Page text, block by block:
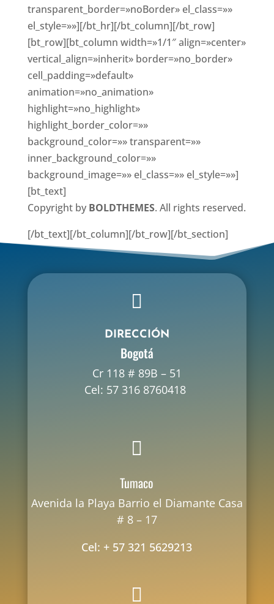
transparent_border=»noBorder» el_class=»»
el_style=»»][/bt_hr][/bt_column][/bt_row]
[bt_row][bt_column width=»1/1″ align=»center»
vertical_align=»inherit» border=»no_border»
cell_padding=»default»
animation=»no_animation»
highlight=»no_highlight»
highlight_border_color=»»
background_color=»» transparent=»»
inner_background_color=»»
background_image=»» el_class=»» el_style=»»]
[bt_text]
Copyright by BOLDTHEMES. All rights reserved.
[/bt_text][/bt_column][/bt_row][/bt_section]

DIRECCIÓN
Bogotá
Cr 118 # 89B – 51
Cel: 57 316 8760418

Tumaco
Avenida la Playa Barrio el Diamante Casa
# 8 – 17
Cel: + 57 321 5629213
